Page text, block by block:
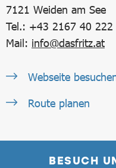
7121 Weiden am See
Tel.: +43 2167 40 222
Mail: info@dasfritz.at
Webseite
Route planen
BESUCH